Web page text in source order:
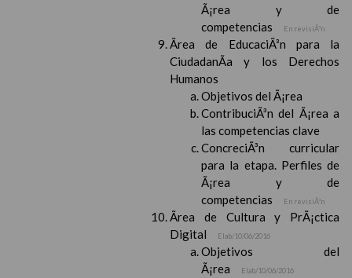
Ã¡rea y de
competencias
En revisiÃ³n
Ãrea de EducaciÃ³n para la
CiudadanÃ­a y los Derechos
Humanos
Objetivos del Ã¡rea
ContribuciÃ³n del Ã¡rea a
las competencias clave
ConcreciÃ³n curricular
para la etapa. Perfiles de
Ã¡rea y de
competencias
En revisiÃ³n
Ãrea de Cultura y PrÃ¡ctica
Digital
Elab/10/06/2016
Objetivos del
Ã¡rea
Elab/10/06/2016